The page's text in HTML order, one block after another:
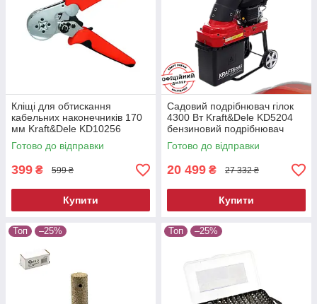
Кліщі для обтискання
кабельних наконечників 170
мм Kraft&Dele KD10256
обтискач кабельних гнізд
Готово до відправки
399 ₴ 599 ₴
Купити
Садовий подрібнювач гілок
4300 Вт Kraft&Dele KD5204
бензиновий подрібнювач
Готово до відправки
20 499 ₴ 27 332 ₴
Купити
Топ –25% Топ –25%